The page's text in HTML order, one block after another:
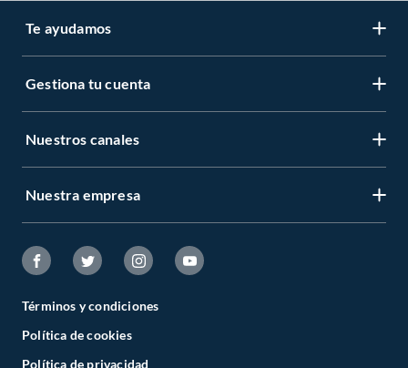
Te ayudamos
Gestiona tu cuenta
Nuestros canales
Nuestra empresa
Términos y condiciones
Política de cookies
Política de privacidad